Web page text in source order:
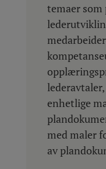
temaer
enhetlige
med maler
av